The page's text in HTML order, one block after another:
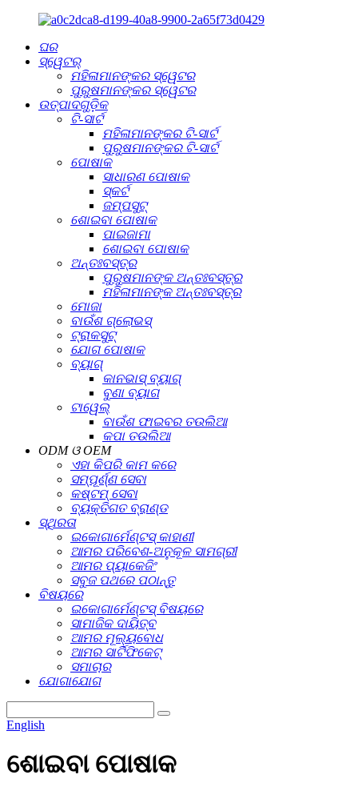
ଘର
ସ୍ୱେଟର୍
ମହିଳାମାନଙ୍କର ସ୍ୱେଟର
ପୁରୁଷମାନଙ୍କର ସ୍ୱେଟର
ଉତ୍ପାଦଗୁଡ଼ିକ
ଟି-ସାର୍ଟ
ମହିଳାମାନଙ୍କର ଟି-ସାର୍ଟ
ପୁରୁଷମାନଙ୍କର ଟି-ସାର୍ଟ
ପୋଷାକ
ସାଧାରଣ ପୋଷାକ
ସ୍କର୍ଟ
ଜମ୍ପସୁଟ୍
ଶୋଇବା ପୋଷାକ
ପାଇଜାମା
ଶୋଇବା ପୋଷାକ
ଅନ୍ତଃବସ୍ତ୍ର
ପୁରୁଷମାନଙ୍କ ଅନ୍ତଃବସ୍ତ୍ର
ମହିଳାମାନଙ୍କ ଅନ୍ତଃବସ୍ତ୍ର
ମୋଜା
ବାଉଁଶ ଗ୍ଲୋଭସ୍
ଟ୍ରାକସୁଟ୍
ଯୋଗ ପୋଷାକ
ବ୍ୟାଗ୍
କାନଭାସ୍ ବ୍ୟାଗ୍
ବୁଣା ବ୍ୟାଗ
ଟାୱେଲ୍
ବାଉଁଶ ଫାଇବର ତଉଲିଆ
କପା ତଉଲିଆ
ODM ଓ OEM
ଏହା କିପରି କାମ କରେ
ସମ୍ପୂର୍ଣ୍ଣ ସେବା
କଷ୍ଟମ୍ ସେବା
ବ୍ୟକ୍ତିଗତ ବ୍ରାଣ୍ଡ
ସ୍ଥିରତା
ଇକୋଗାର୍ମେଣ୍ଟସ୍ କାହାଣୀ
ଆମର ପରିବେଶ-ଅନୁକୂଳ ସାମଗ୍ରୀ
ଆମର ପ୍ୟାକେଜିଂ
ସବୁଜ ପଥରେ ପଠାନ୍ତୁ
ବିଷୟରେ
ଇକୋଗାର୍ମେଣ୍ଟସ୍ ବିଷୟରେ
ସାମାଜିକ ଦାୟିତ୍ବ
ଆମର ମୂଲ୍ୟବୋଧ
ଆମର ସାର୍ଟିଫିକେଟ୍
ସମାଚାର
ଯୋଗାଯୋଗ
English
ଶୋଇବା ପୋଷାକ